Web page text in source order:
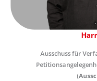
Ausschuss für
(